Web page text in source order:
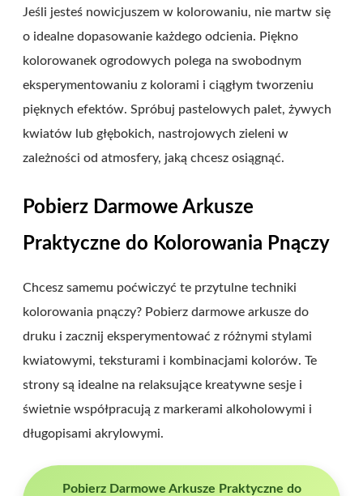
Jeśli jesteś nowicjuszem w kolorowaniu, nie martw się
o idealne dopasowanie każdego odcienia. Piękno
kolorowanek ogrodowych polega na swobodnym
eksperymentowaniu z kolorami i ciągłym tworzeniu
pięknych efektów. Spróbuj pastelowych palet, żywych
kwiatów lub głębokich, nastrojowych zieleni w
zależności od atmosfery, jaką chcesz osiągnąć.
Pobierz Darmowe Arkusze
Praktyczne do Kolorowania Pnączy
Chcesz samemu poćwiczyć te przytulne techniki
kolorowania pnączy? Pobierz darmowe arkusze do
druku i zacznij eksperymentować z różnymi stylami
kwiatowymi, teksturami i kombinacjami kolorów. Te
strony są idealne na relaksujące kreatywne sesje i
świetnie współpracują z markerami alkoholowymi i
długopisami akrylowymi.
Pobierz Darmowe Arkusze Praktyczne do